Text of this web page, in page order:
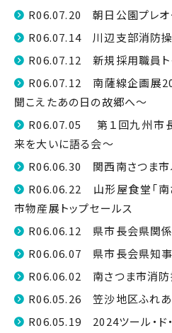
R06.07.20 朝日公園プレオ
R06.07.14 川辺支部消防
R06.07.12 新規採用職員ト
R06.07.12 南薩線企画展
聞こえたあの日の故郷へ～
R06.07.05 第１回九州市
来を大いに語る会～
R06.06.30 関西南さつま市
R06.06.22 山形屋食堂「南
市物産展トップセールス
R06.06.12 県市長会県関
R06.06.07 県市長会県知
R06.06.02 南さつま市消防
R06.05.26 笠沙地区ふれ
R06.05.19 2024ツール・ド